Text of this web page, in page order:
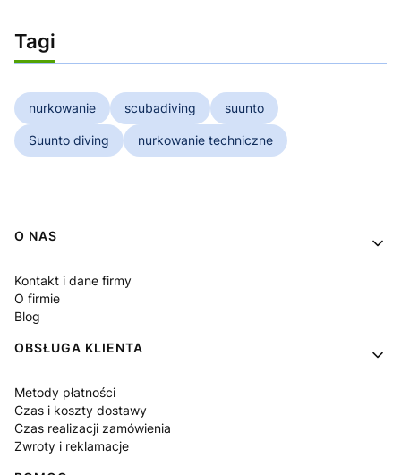
Tagi
nurkowanie scubadiving suunto
Suunto diving nurkowanie techniczne
Linki w stopce
O NAS
Kontakt i dane firmy
O firmie
Blog
OBSŁUGA KLIENTA
Metody płatności
Czas i koszty dostawy
Czas realizacji zamówienia
Zwroty i reklamacje